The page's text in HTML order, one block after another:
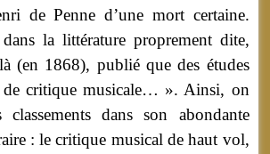
de Penne d’une mort certaine.
la littérature proprement dite,
(en 1868), publié que des études
de critique musicale… ». Ainsi, on
dans son abondante
: le critique musical de haut vol,